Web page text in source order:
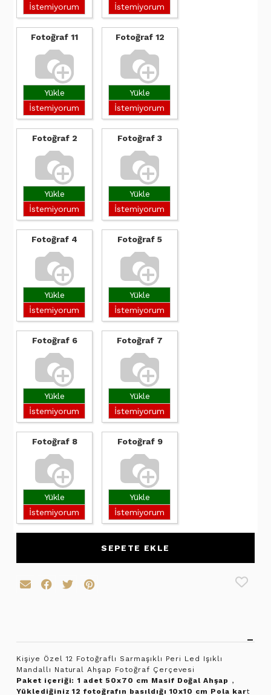
İstemiyorum
İstemiyorum
Fotoğraf 11
Yükle
İstemiyorum
Fotoğraf 12
Yükle
İstemiyorum
Fotoğraf 2
Yükle
İstemiyorum
Fotoğraf 3
Yükle
İstemiyorum
Fotoğraf 4
Yükle
İstemiyorum
Fotoğraf 5
Yükle
İstemiyorum
Fotoğraf 6
Yükle
İstemiyorum
Fotoğraf 7
Yükle
İstemiyorum
Fotoğraf 8
Yükle
İstemiyorum
Fotoğraf 9
Yükle
İstemiyorum
SEPETE EKLE
Kişiye Özel 12 Fotoğraflı Sarmaşıklı Peri Led Işıklı
Mandallı Natural Ahşap Fotoğraf Çerçevesi
Paket içeriği: 1 adet 50x70 cm Masif Doğal Ahşap ,
Yüklediğiniz 12 fotoğrafın basıldığı 10x10 cm Pola kart